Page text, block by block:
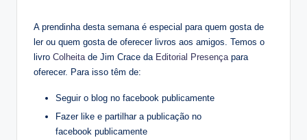
A prendinha desta semana é especial para quem gosta de
ler ou quem gosta de oferecer livros aos amigos. Temos o
livro Colheita de Jim Crace da Editorial Presençapara
oferecer. Para isso têm de:
Seguir o blog no facebook publicamente
Fazer like e partilhar a publicação no
facebook publicamente